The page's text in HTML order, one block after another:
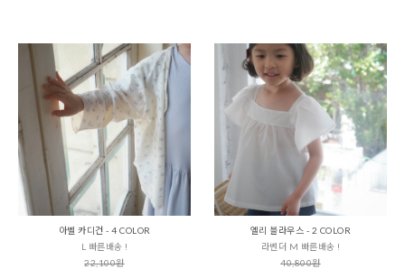
아벨 카디건 - 4 COLOR
L 빠른배송 !
22,100원
엘리 블라우스 - 2 COLOR
라벤더 M 빠른배송 !
40,800원